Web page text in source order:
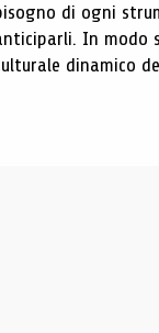
di ogni
In modo
dinamico